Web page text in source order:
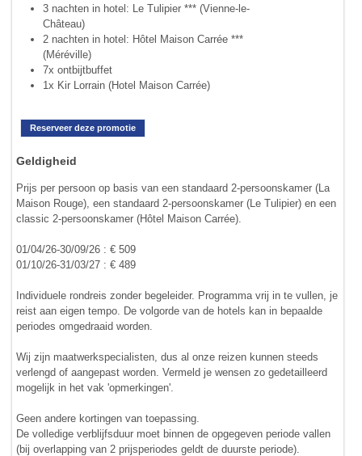
3 nachten in hotel: Le Tulipier *** (Vienne-le-
Château)
2 nachten in hotel: Hôtel Maison Carrée ***
(Méréville)
7x ontbijtbuffet
1x Kir Lorrain (Hotel Maison Carrée)
Reserveer deze promotie
Geldigheid
Prijs per persoon op basis van een standaard 2-persoonskamer (La
Maison Rouge), een standaard 2-persoonskamer (Le Tulipier) en een
classic 2-persoonskamer (Hôtel Maison Carrée).
01/04/26-30/09/26 : € 509
01/10/26-31/03/27 : € 489
Individuele rondreis zonder begeleider. Programma vrij in te vullen, je
reist aan eigen tempo. De volgorde van de hotels kan in bepaalde
periodes omgedraaid worden.
Wij zijn maatwerkspecialisten, dus al onze reizen kunnen steeds
verlengd of aangepast worden. Vermeld je wensen zo gedetailleerd
mogelijk in het vak 'opmerkingen'.
Geen andere kortingen van toepassing.
De volledige verblijfsduur moet binnen de opgegeven periode vallen
(bij overlapping van 2 prijsperiodes geldt de duurste periode).